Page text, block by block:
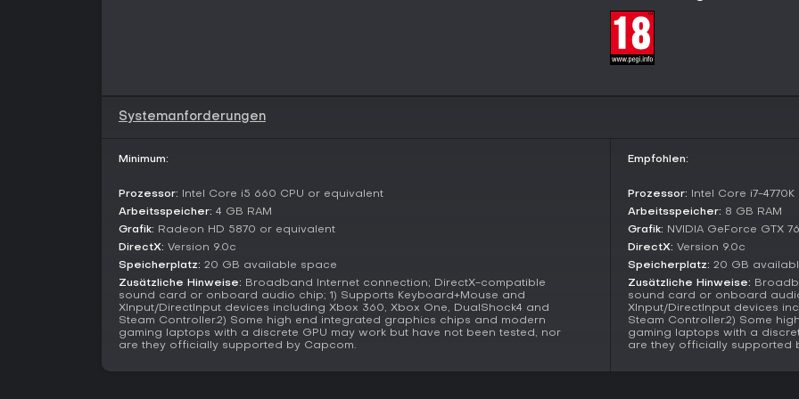
Nach der Story schaltet sich
behältst Levels, Ausrüstung und
Schwierigkeitsgrad sowie
experimentierst mit Hybrid-
basiert auf
aus Quests in anderen
die Community dein Erlebnis
Lohnt es sich?
Spielerbewertungen auf
das Begleitersystem - User-
2026 wird das Spiel auf
Grafik und Mechaniken im
Systemanforderungen
Minimum:
Prozessor: Intel Core i5 660 CPU or equivalent
Arbeitsspeicher: 4 GB RAM
Grafik: Radeon HD 5870 or equivalent
DirectX: Version 9.0c
Speicherplatz: 20 GB available space
Zusätzliche Hinweise: Broadband Internet connection; DirectX-compatible
sound card or onboard audio chip; 1) Supports Keyboard+Mouse and
XInput/DirectInput devices including Xbox 360, Xbox One, DualShock4 and
Steam Controller.2) Some high end integrated graphics chips and modern
gaming laptops with a discrete GPU may work but have not been tested, nor
are they officially supported by Capcom.
Empfohlen:
Prozessor: Intel Core i7-
Arbeitsspeicher: 8 GB RAM
Grafik: NVIDIA GeForce GTX
DirectX: Version 9.0c
Speicherplatz: 20 GB
Zusätzliche Hinweise:
sound card or onboard
XInput/DirectInput devices
Steam Controller.2) Some
gaming laptops with a
are they officially supported